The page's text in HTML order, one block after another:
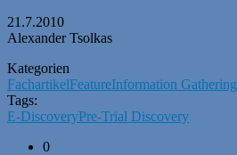
21.7.2010
Alexander Tsolkas
Kategorien
FachartikelFeatureInformation Gathering
Tags:
E-DiscoveryPre-Trial Discovery
0